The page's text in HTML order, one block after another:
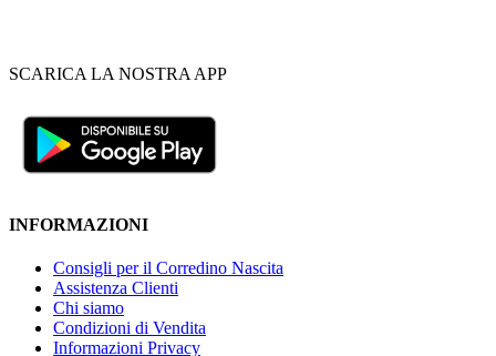
SCARICA LA NOSTRA APP
INFORMAZIONI
Consigli per il Corredino Nascita
Assistenza Clienti
Chi siamo
Condizioni di Vendita
Informazioni Privacy